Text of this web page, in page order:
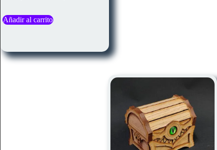
Añadir al carrito